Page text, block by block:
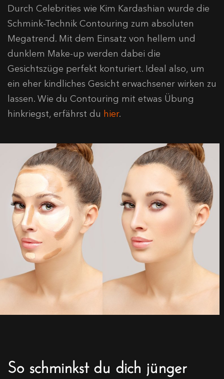
Durch Celebrities wie Kim Kardashian wurde die
Schmink-Technik Contouring zum absoluten
Megatrend. Mit dem Einsatz von hellem und
dunklem Make-up werden dabei die
Gesichtszüge perfekt konturiert. Ideal also, um
ein eher kindliches Gesicht erwachsener wirken zu
lassen. Wie du Contouring mit etwas Übung
hinkriegst, erfährst du hier.
So schminkst du dich jünger